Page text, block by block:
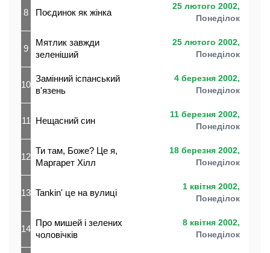
8 Поєдинок як жінка
25 лютого 2002,
Понеділок
9
Мятлик завжди
зеленіший
25 лютого 2002,
Понеділок
10
Замінний іспанський
в'язень
4 березня 2002,
Понеділок
11 Нещасний син
11 березня 2002,
Понеділок
12
Ти там, Боже? Це я,
Маргарет Хілл
18 березня 2002,
Понеділок
13 Tankin' це на вулиці
1 квітня 2002,
Понеділок
14
Про мишей і зелених
чоловічків
8 квітня 2002,
Понеділок